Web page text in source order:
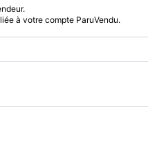
à votre compte ParuVendu.